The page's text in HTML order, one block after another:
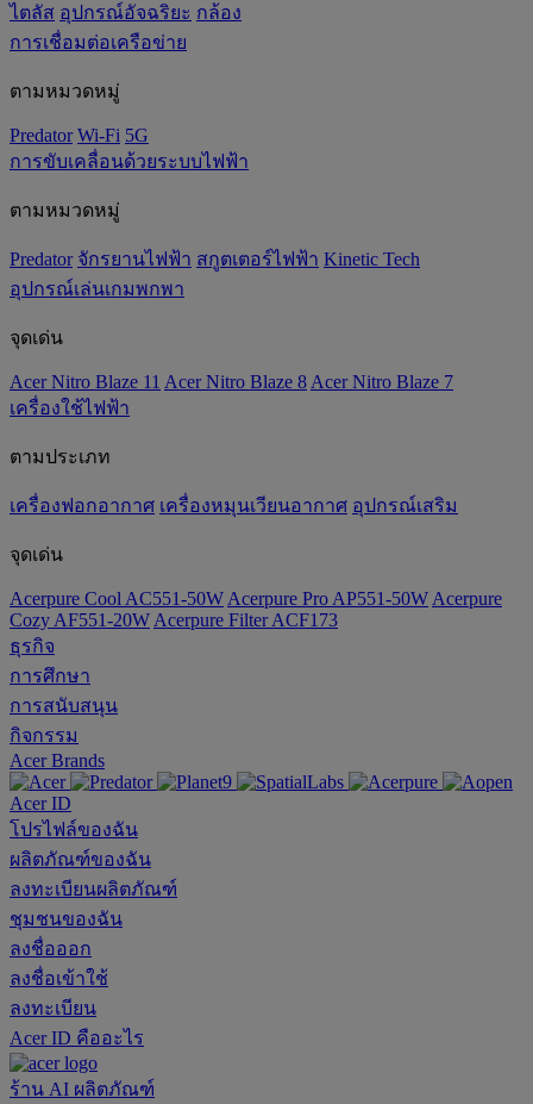
ไตลัส อุปกรณ์อัจฉริยะ กล้อง
การเชื่อมต่อเครือข่าย
ตามหมวดหมู่
Predator Wi-Fi 5G
การขับเคลื่อนด้วยระบบไฟฟ้า
ตามหมวดหมู่
Predator จักรยานไฟฟ้า สกูตเตอร์ไฟฟ้า Kinetic Tech
อุปกรณ์เล่นเกมพกพา
จุดเด่น
Acer Nitro Blaze 11 Acer Nitro Blaze 8 Acer Nitro Blaze 7
เครื่องใช้ไฟฟ้า
ตามประเภท
เครื่องฟอกอากาศ เครื่องหมุนเวียนอากาศ อุปกรณ์เสริม
จุดเด่น
Acerpure Cool AC551-50W Acerpure Pro AP551-50W Acerpure
Cozy AF551-20W Acerpure Filter ACF173
ธุรกิจ
การศึกษา
การสนับสนุน
กิจกรรม
Acer Brands
Acer ID
โปรไฟล์ของฉัน
ผลิตภัณฑ์ของฉัน
ลงทะเบียนผลิตภัณฑ์
ชุมชนของฉัน
ลงชื่อออก
ลงชื่อเข้าใช้
ลงทะเบียน
Acer ID คืออะไร
ร้าน AI ผลิตภัณฑ์